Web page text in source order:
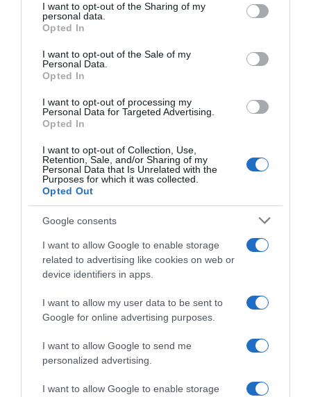
not limited to your visit or usage behaviour. You may click to
grant or deny consent to Google and its third-party tags to
use your data for below specified purposes in below Google
consent section.
I want to opt-out of the Sharing of my
personal data.
Opted In
I want to opt-out of the Sale of my
Personal Data.
Opted In
I want to opt-out of processing my
Personal Data for Targeted Advertising.
Opted In
I want to opt-out of Collection, Use,
Retention, Sale, and/or Sharing of my
Personal Data that Is Unrelated with the
Purposes for which it was collected.
Opted Out
Google consents
I want to allow Google to enable storage
related to advertising like cookies on web or
device identifiers in apps.
I want to allow my user data to be sent to
Google for online advertising purposes.
I want to allow Google to send me
personalized advertising.
I want to allow Google to enable storage
Κίνηση: Δύσκολος ο Κηφισός –
Συμφόρηση στην παραλιακή λόγω
πηγή στην Google
Ακολούθησε το debater.gr στοGoogle News
και μάθετε πρώτοι όλες τις ειδήσεις
Share Tweet
ΜΕΓΑΛΗ ΕΒΔΟΜΑΔΑ ΜΕΓΑΛΗ ΤΡΙΤΗ
ΠΑΣΧΑ
ΠΑΣΧΑ 2025
ΔΙΑΦΗΜΙΣΗ